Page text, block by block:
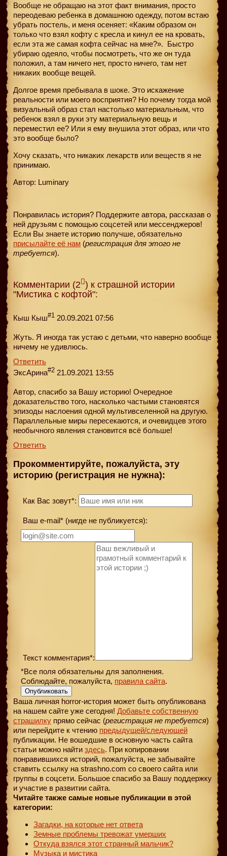
Вообще не обращаю на этот факт внимания, просто
переодеваю ребенка в домашнюю одежду, потом встаю
убрать постель, и меня осеняет: «Каким образом он
только что взял кофту с кресла и кинул ее на кровать,
если эта же самая кофта сейчас на мне?». Быстро
убираю одеяло, чтобы посмотреть, что же он туда
положил, а там ничего нет, просто ничего, там нет
никаких вообще вещей.
Долгое время пребывала в шоке. Это искажение
реальности или моего восприятия? Но почему тогда мой
визуальный образ стал настолько материальным, что
ребенок взял в руки эту материальную вещь и
переместил ее? Или я ему внушила этот образ, или что
это вообще было?
Хочу сказать, что никаких лекарств или веществ я не
принимаю.
Автор: Luminary
Понравилась история? Поддержите автора, рассказав о
ней друзьям с помощью соцсетей или мессенджеров!
Если Вы знаете историю получше, обязательно
присылайте её нам (регистрация для этого не
требуется).
Комментарии (2 ) к страшной истории
"Мистика с кофтой":
Кыш Кыш#1 20.09.2021 07:56
Жуть. Я иногда так устаю с детьми, что наверно вообще
ничему не удивлюсь.
Ответить
ЭксАрина#2 21.09.2021 13:55
Автор, спасибо за Вашу историю! Очередное
доказательство того, насколько частыми становятся
эпизоды наслоения одной мультивселенной на другую.
Параллельные миры пересекаются, и очевидцев этого
необычного явления становится всё больше!
Ответить
Прокомментируйте, пожалуйста, эту
историю (регистрация не нужна):
Как Вас зовут*:
Ваш e-mail* (нигде не публикуется):
Текст комментария*:
*Все поля обязательны для заполнения.
Соблюдайте, пожалуйста, правила сайта.
Опубликовать
Ваша личная horror-история может быть опубликована
на нашем сайте уже сегодня! Добавьте собственную
страшилку прямо сейчас (регистрация не требуется)
или перейдите к чтению предыдущей/следующей
публикации. Не вошедшие в основную часть сайта
статьи можно найти здесь. При копировании
понравившихся историй, пожалуйста, не забывайте
ставить ссылку на strashno.com со своего сайта или
группы в соцсети. Большое спасибо за Вашу поддержку
и участие в развитии сайта.
Читайте также самые новые публикации в этой
категории:
Загадки, на которые нет ответа
Земные проблемы тревожат умерших
Откуда взялся этот странный мальчик?
Музыка и мистика